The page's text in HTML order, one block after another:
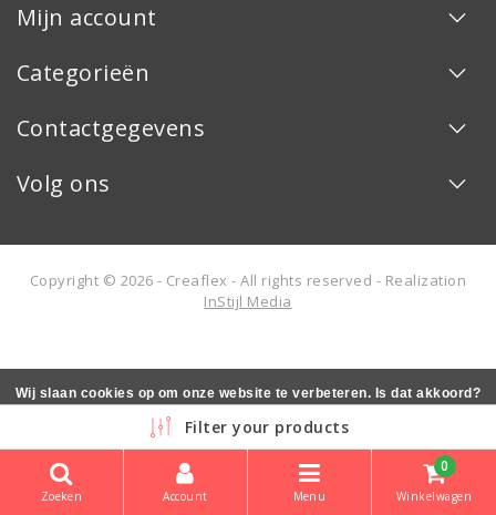
Mijn account
Categorieën
Contactgegevens
Volg ons
Copyright © 2026 - Creaflex - All rights reserved - Realization
InStijl Media
Filter your products
Zoeken Account Menu
0
Winkelwagen
Wij slaan cookies op om onze website te verbeteren. Is dat akkoord?
Nee Meer over cookies »